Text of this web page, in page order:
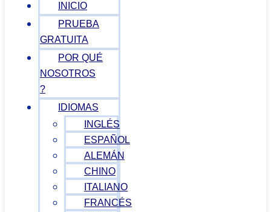
INICIO
PRUEBA
GRATUITA
POR QUÉ
NOSOTROS
?
IDIOMAS
INGLÉS
ESPAÑOL
ALEMÁN
CHINO
ITALIANO
FRANCÉS